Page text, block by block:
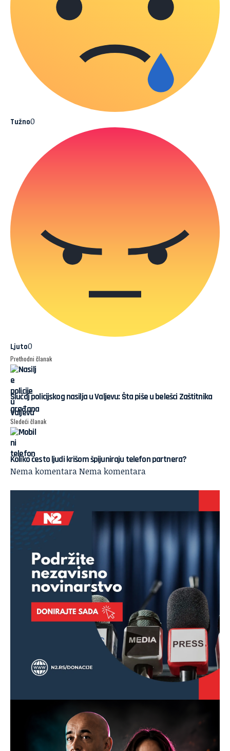
Tužno0
Ljuto0
Prethodni članak
Slučaj policijskog nasilja u Valjevu: Šta piše u belešci Zaštitnika
građana
Sledeći članak
Koliko često ljudi krišom špijuniraju telefon partnera?
Nema komentaraNema komentara